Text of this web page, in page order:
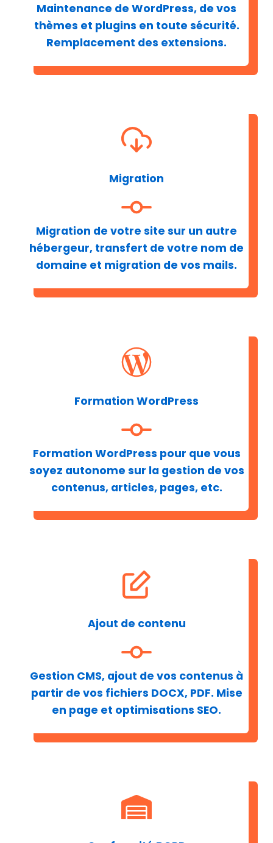
Maintenance de WordPress, de vos
thèmes et plugins en toute sécurité.
Remplacement des extensions.
Migration
Migration de votre site sur un autre
hébergeur, transfert de votre nom de
domaine et migration de vos mails.
Formation WordPress
Formation WordPress pour que vous
soyez autonome sur la gestion de vos
contenus, articles, pages, etc.
Ajout de contenu
Gestion CMS, ajout de vos contenus à
partir de vos fichiers DOCX, PDF. Mise
en page et optimisations SEO.